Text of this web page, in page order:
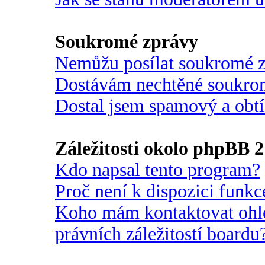
Soukromé zprávy
Nemůžu posílat soukromé
Dostávám nechtěné
Dostal jsem spamový a
Záležitosti okolo phpBB 2
Kdo napsal tento program?
Proč není k dispozici
Koho mám kontaktovat
právních záležitostí